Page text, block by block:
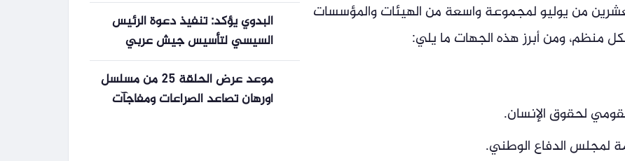
من يوليو لمجموعة واسعة من الهيئات والمؤسسات
منظم، ومن أبرز هذه الجهات ما يلي:
لحقوق الإنسان.
لمجلس الدفاع الوطني.
البدوي يؤكد: تنفيذ دعوة الرئيس
السيسي لتأسيس جيش عربي
موحد هو الخيار الوحيد
موعد عرض الحلقة 25 من مسلسل
أورهان تصاعد الصراعات ومفاجآت